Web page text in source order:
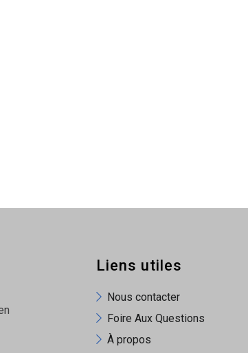
sur filetages.
et agents chimiques.
autour des filetages.
air comprimé.
Liens utiles
Nous contacter
Foire Aux Questions
À propos